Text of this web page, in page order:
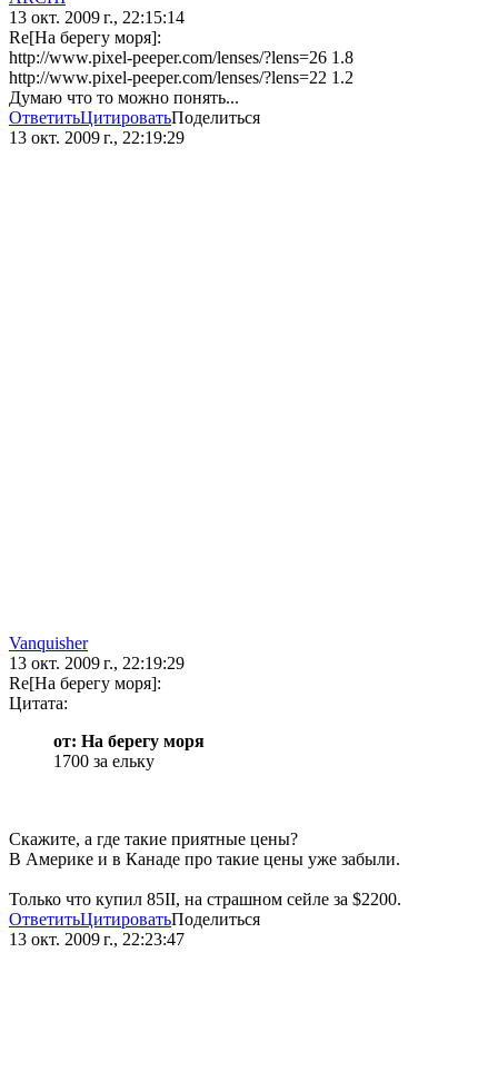
13 окт. 2009 г., 22:15:14
Re[На берегу моря]:
http://www.pixel-peeper.com/lenses/?lens=26 1.8
http://www.pixel-peeper.com/lenses/?lens=22 1.2
Думаю что то можно понять...
ОтветитьЦитироватьПоделиться
13 окт. 2009 г., 22:19:29
Vanquisher
13 окт. 2009 г., 22:19:29
Re[На берегу моря]:
Цитата:
от: На берегу моря
1700 за ельку
Скажите, а где такие приятные цены?
В Америке и в Канаде про такие цены уже забыли.
Только что купил 85II, на страшном сейле за $2200.
ОтветитьЦитироватьПоделиться
13 окт. 2009 г., 22:23:47